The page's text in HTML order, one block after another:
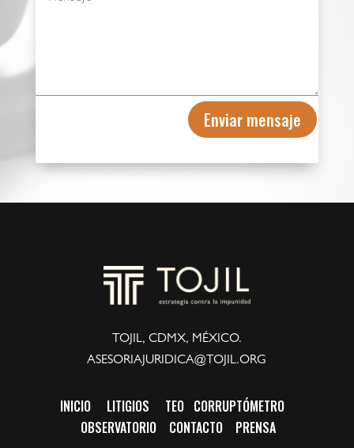
Enviar mensaje
TOJIL, CDMX, MÉXICO.
ASESORIAJURIDICA@TOJIL.ORG
INICIO LITIGIOS TEO CORRUPTÓMETRO
OBSERVATORIO CONTACTO PRENSA